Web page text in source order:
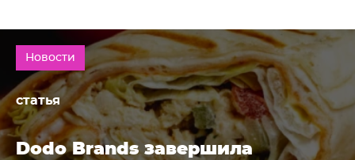
Новости
статья
Dodo Brands завершила